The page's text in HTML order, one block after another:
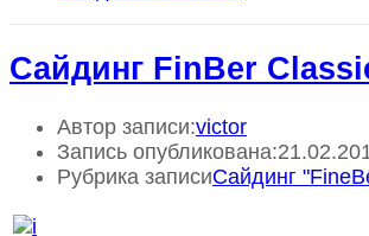
Сайдинг FinBer
Автор записи:victor
Запись опубликована:
Рубрика записиСайдинг